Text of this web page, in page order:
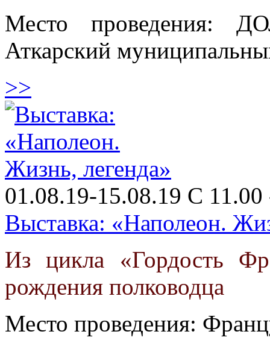
Место проведения:
Аткарский
>>
01.08.19-15.08.19 С 11.00
Выставка: «Наполеон.
Из цикла «Гордость
рождения полководца
Место проведения: